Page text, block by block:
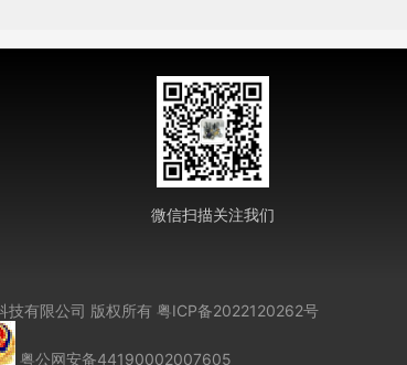
微信扫描关注我们
技有限公司 版权所有 粤ICP备2022120262号
粤公网安备44190002007605